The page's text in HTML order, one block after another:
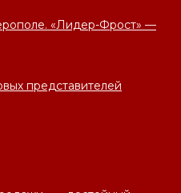
«Лидер-Фрост» —
представителей